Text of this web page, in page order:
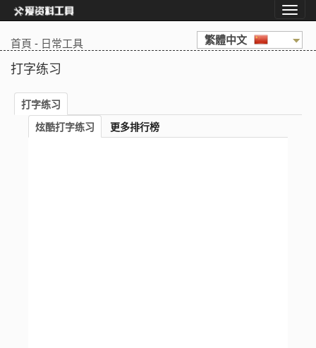
首頁 - 日常工具 繁體中文
打字练习
打字练习